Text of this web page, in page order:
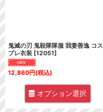
鬼滅の刃 鬼殺隊隊服 我妻善逸 コス
プレ衣装 [12051]
12,860円(税込)
オプション選択